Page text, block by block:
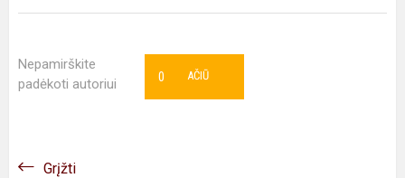
Nepamirškite
padėkoti autoriui
AČIŪ
0
Grįžti